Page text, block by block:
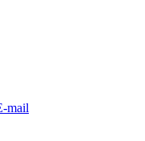
mail